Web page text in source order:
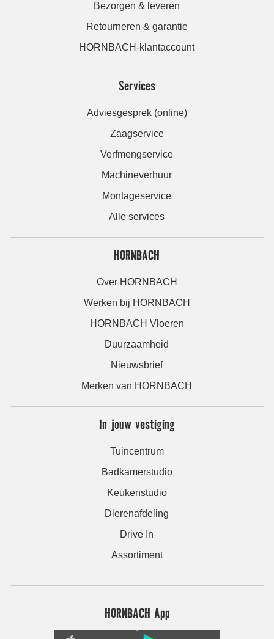
Bezorgen & leveren
Retourneren & garantie
HORNBACH-klantaccount
Services
Adviesgesprek (online)
Zaagservice
Verfmengservice
Machineverhuur
Montageservice
Alle services
HORNBACH
Over HORNBACH
Werken bij HORNBACH
HORNBACH Vloeren
Duurzaamheid
Nieuwsbrief
Merken van HORNBACH
In jouw vestiging
Tuincentrum
Badkamerstudio
Keukenstudio
Dierenafdeling
Drive In
Assortiment
HORNBACH App